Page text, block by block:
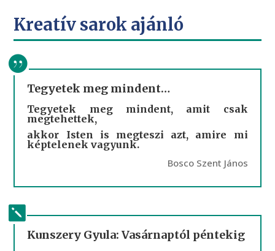
Kreatív sarok ajánló
Tegyetek meg mindent…
Tegyetek meg mindent, amit csak
megtehettek,
akkor Isten is megteszi azt, amire mi
képtelenek vagyunk.
Bosco Szent János
Kunszery Gyula: Vasárnaptól péntekig